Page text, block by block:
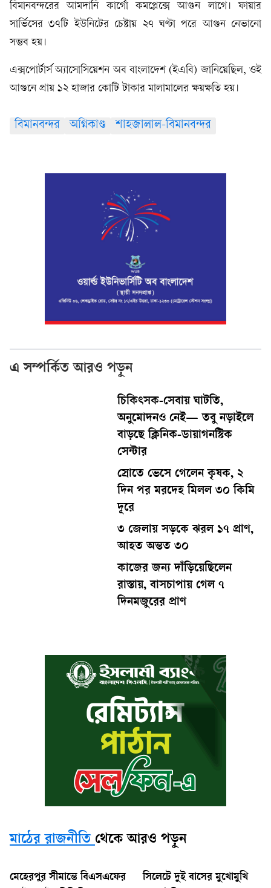
বিমানবন্দরের আমদানি কার্গো কমপ্লেক্সে আগুন লাগে। ফায়ার
সার্ভিসের ৩৭টি ইউনিটের চেষ্টায় ২৭ ঘণ্টা পরে আগুন নেভানো
সম্ভব হয়।
এক্সপোর্টার্স অ্যাসোসিয়েশন অব বাংলাদেশ (ইএবি) জানিয়েছিল, ওই
আগুনে প্রায় ১২ হাজার কোটি টাকার মালামালের ক্ষয়ক্ষতি হয়।
বিমানবন্দর অগ্নিকাণ্ড শাহজালাল-বিমানবন্দর
এ সম্পর্কিত আরও পড়ুন
চিকিৎসক-সেবায় ঘাটতি,
অনুমোদনও নেই— তবু নড়াইলে
বাড়ছে ক্লিনিক-ডায়াগনস্টিক
সেন্টার
স্রোতে ভেসে গেলেন কৃষক, ২
দিন পর মরদেহ মিলল ৩০ কিমি
দূরে
৩ জেলায় সড়কে ঝরল ১৭ প্রাণ,
আহত অন্তত ৩০
কাজের জন্য দাঁড়িয়েছিলেন
রাস্তায়, বাসচাপায় গেল ৭
দিনমজুরের প্রাণ
মাঠের রাজনীতি থেকে আরও পড়ুন
মেহেরপুর সীমান্তে বিএসএফের
সিলেটে দুই বাসের মুখোমুখি